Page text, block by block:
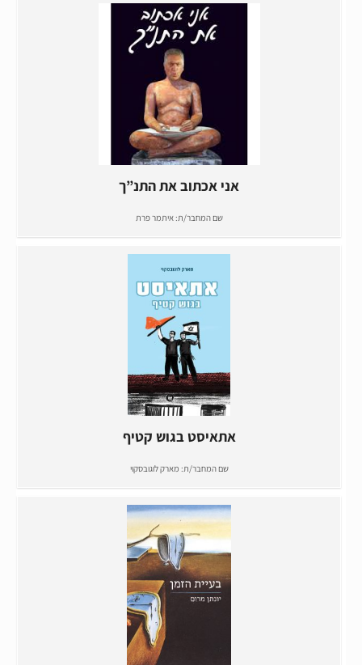
אני אכתוב את התנ”ך
שם המחבר/ת:איתמר פרת
אתאיסט בגוש קטיף
שם המחבר/ת: מארק לוגובסקוי